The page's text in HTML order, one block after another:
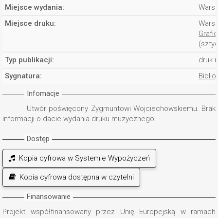
Miejsce wydania:
Miejsce druku:
Typ publikacji:
druk
Sygnatura:
Infomacje
Utwór poświęcony Zygmuntowi Wojciechowskiemu. Brak
informacji o dacie wydania druku muzycznego.
Dostęp
Kopia cyfrowa w Systemie Wypożyczeń
Kopia cyfrowa dostępna w czytelni
Finansowanie
Projekt współfinansowany przez Unię Europejską w ramach